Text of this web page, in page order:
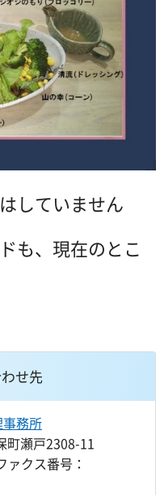
していません
も、現在のとこ
せ先
務所
瀬戸2308-11
クス番号：